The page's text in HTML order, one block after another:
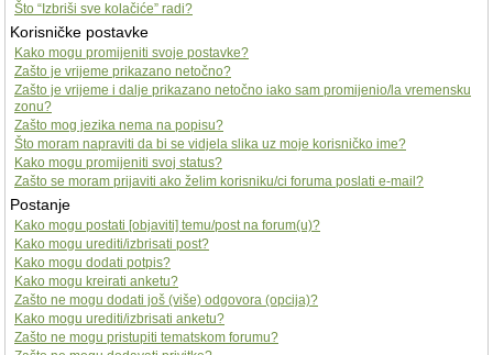
Što “Izbriši sve kolačiće” radi?
Korisničke postavke
Kako mogu promijeniti svoje postavke?
Zašto je vrijeme prikazano netočno?
Zašto je vrijeme i dalje prikazano netočno iako sam promijenio/la vremensku
zonu?
Zašto mog jezika nema na popisu?
Što moram napraviti da bi se vidjela slika uz moje korisničko ime?
Kako mogu promijeniti svoj status?
Zašto se moram prijaviti ako želim korisniku/ci foruma poslati e-mail?
Postanje
Kako mogu postati [objaviti] temu/post na forum(u)?
Kako mogu urediti/izbrisati post?
Kako mogu dodati potpis?
Kako mogu kreirati anketu?
Zašto ne mogu dodati još (više) odgovora (opcija)?
Kako mogu urediti/izbrisati anketu?
Zašto ne mogu pristupiti tematskom forumu?